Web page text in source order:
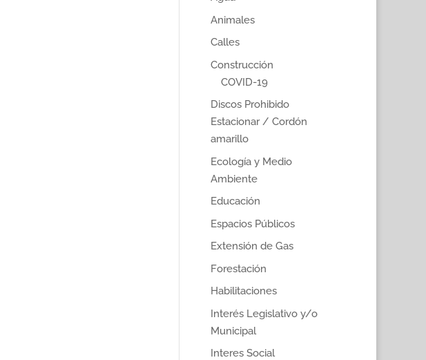
Animales
Calles
Construcción
COVID-19
Discos Prohibido
Estacionar / Cordón
amarillo
Ecología y Medio
Ambiente
Educación
Espacios Públicos
Extensión de Gas
Forestación
Habilitaciones
Interés Legislativo y/o
Municipal
Interes Social